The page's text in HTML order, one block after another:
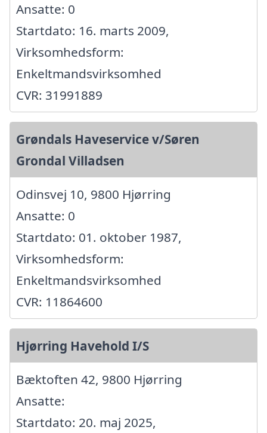
Ansatte: 0
Startdato: 16. marts 2009,
Virksomhedsform:
Enkeltmandsvirksomhed
CVR: 31991889
Grøndals Haveservice v/Søren
Grondal Villadsen
Odinsvej 10, 9800 Hjørring
Ansatte: 0
Startdato: 01. oktober 1987,
Virksomhedsform:
Enkeltmandsvirksomhed
CVR: 11864600
Hjørring Havehold I/S
Bæktoften 42, 9800 Hjørring
Ansatte:
Startdato: 20. maj 2025,